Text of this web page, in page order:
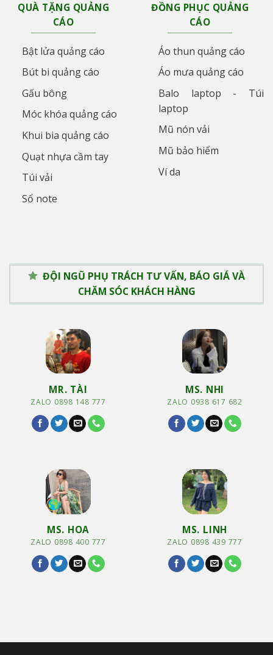
QUÀ TẶNG QUẢNG
CÁO
Bật lửa quảng cáo
Bút bi quảng cáo
Gấu bông
Móc khóa quảng cáo
Khui bia quảng cáo
Quạt nhựa cầm tay
Túi vải
Sổ note
ĐỒNG PHỤC QUẢNG
CÁO
Áo thun quảng cáo
Áo mưa quảng cáo
Balo laptop - Túi
laptop
Mũ nón vải
Mũ bảo hiểm
Ví da
ĐỘI NGŨ PHỤ TRÁCH TƯ VẤN, BÁO GIÁ VÀ
CHĂM SÓC KHÁCH HÀNG
MR. TÀI
ZALO 0898 148 777
MS. NHI
ZALO 0938 617 682
MS. HOA
ZALO 0898 400 777
MS. LINH
ZALO 0898 439 777